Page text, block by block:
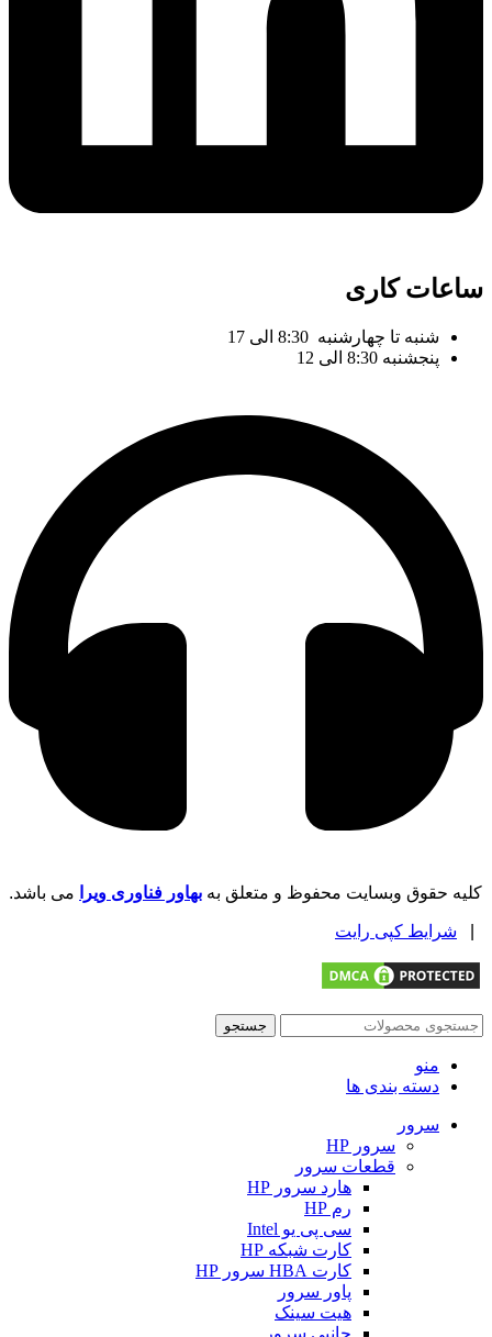
ساعات کاری
شنبه تا چهارشنبه 8:30 الی 17
پنجشنبه 8:30 الی 12
کلیه حقوق وبسایت محفوظ و متعلق به بهاور فناوری ویرا می باشد.
شرایط کپی رایت
جستجو
منو
دسته بندی ها
سرور
سرور HP
قطعات سرور
هارد سرور HP
رم HP
سی پی یو Intel
کارت شبکه HP
کارت HBA سرور HP
پاور سرور
هیت سینک
جانبی سرور